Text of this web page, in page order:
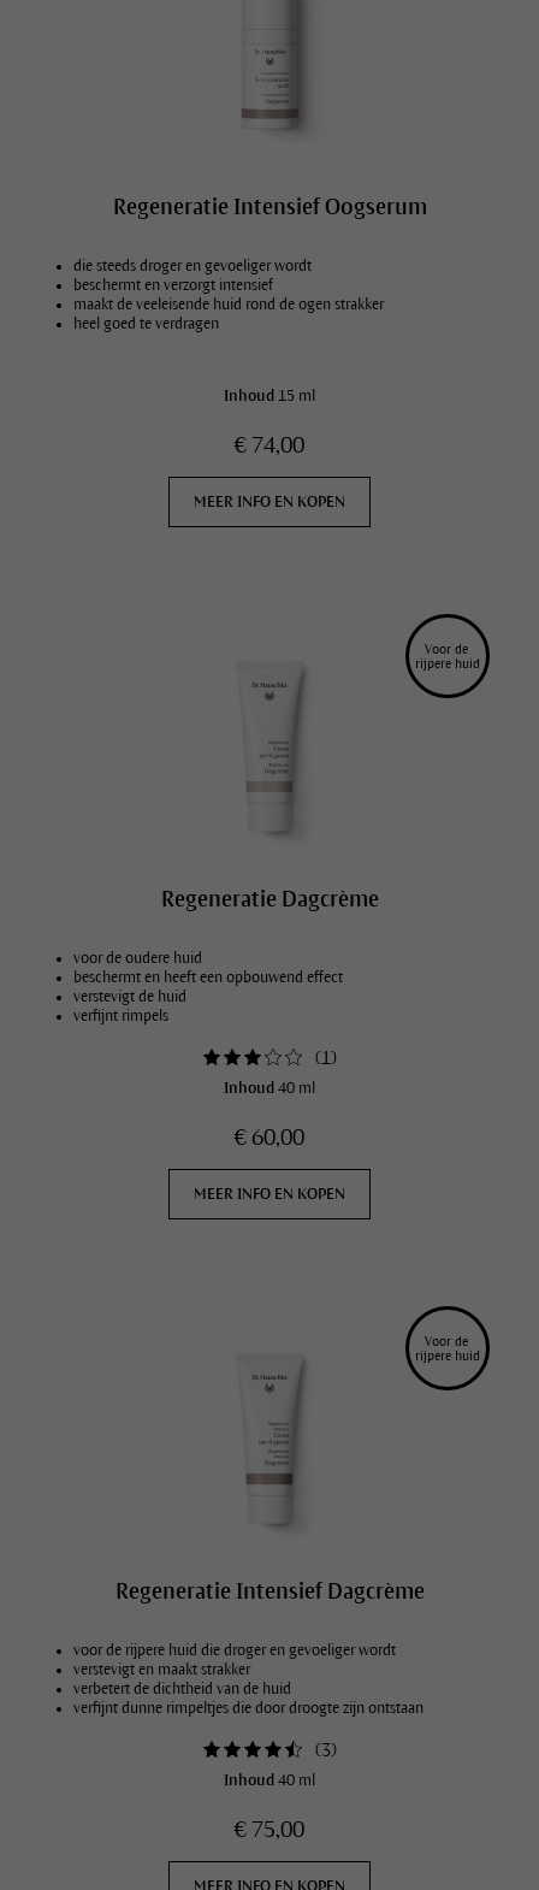
Regeneratie Intensief Oogserum
die steeds droger en gevoeliger wordt
beschermt en verzorgt intensief
maakt de veeleisende huid rond de ogen strakker
heel goed te verdragen
Inhoud 15 ml
€ 74,00
MEER INFO EN KOPEN
Voor de
rijpere huid
Regeneratie Dagcrème
voor de oudere huid
beschermt en heeft een opbouwend effect
verstevigt de huid
verfijnt rimpels
(1 )
Inhoud 40 ml
€ 60,00
MEER INFO EN KOPEN
Voor de
rijpere huid
Regeneratie Intensief Dagcrème
voor de rijpere huid die droger en gevoeliger wordt
verstevigt en maakt strakker
verbetert de dichtheid van de huid
verfijnt dunne rimpeltjes die door droogte zijn ontstaan
(3)
Inhoud 40 ml
€ 75,00
MEER INFO EN KOPEN